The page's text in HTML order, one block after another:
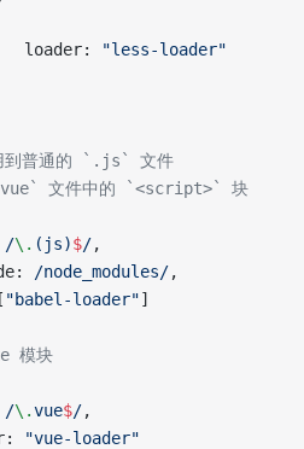
loader:
"less-loader"
普通的 `.js` 文件
文件中的 `<script>` 块
/\. (js)$/,
/node_modules/,
"babel-loader"]
模块
/\.vue$/,
"vue-loader"